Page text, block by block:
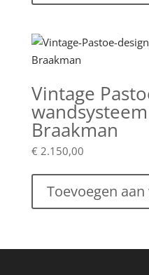
Vintage
Braakman
€ 2.150,00
Toevoegen